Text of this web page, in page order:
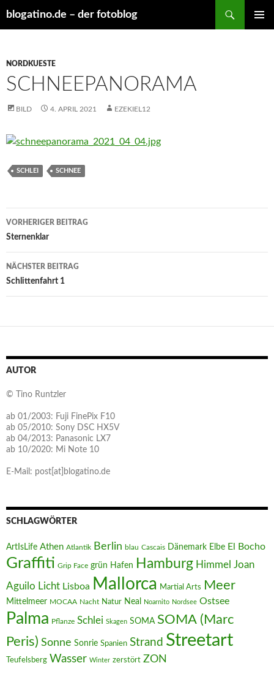
blogatino.de – der fotoblog
NORDKUESTE
SCHNEEPANORAMA
BILD 4. APRIL 2021 EZEKIEL12
SCHLEI SCHNEE
Beitragsnavigation
VORHERIGER BEITRAG
Sternenklar
NÄCHSTER BEITRAG
Schlittenfahrt 1
AUTOR
© Tino Runtzler
ab 01/2003: Fuji FinePix F10
ab 05/2010: Sony DSC HX5V
ab 04/2013: Panasonic LX7
ab 10/2020: Mi Note 10
E-Mail: post[at]blogatino.de
SCHLAGWÖRTER
ArtIsLife Athen Atlantik Berlin blau Cascais Dänemark Elbe El Bocho
Graffiti Grip Face grün Hafen Hamburg Himmel Joan
Aguilo Licht Lisboa Mallorca Martial Arts Meer
Mittelmeer MOCAA Nacht Natur Neal Noarnito Nordsee Ostsee
Palma Pflanze Schlei Skagen SOMA SOMA (Marc
Peris) Sonne Sonrie Spanien Strand Streetart
Teufelsberg Wasser Winter zerstört ZON